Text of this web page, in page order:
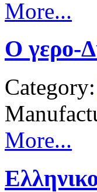
More...
Ο γερο-
Category:
More...